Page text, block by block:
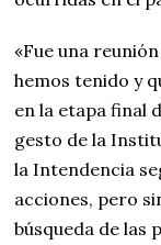
«Fue una
hemos tenido y
en la etapa final
gesto de la
la Intendencia
acciones, pero
búsqueda de las